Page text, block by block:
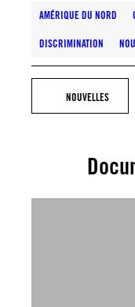
AMÉRIQUE DU NORD
DISCRIMINATION
NOUVELLES